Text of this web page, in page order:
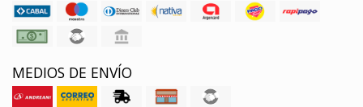
MEDIOS DE ENVÍO